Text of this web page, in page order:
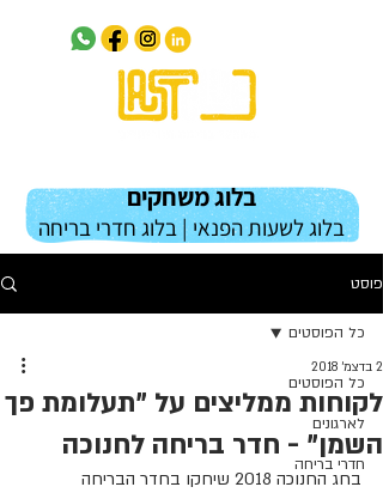
בלוג משחקים
בלוג לשעות הפנאי | בלוג חדרי בריחה
פוסט
כל הפוסטים
לארגונים
חדרי בריחה
כל הפוסטים
לקוחות ממליצים על "תעלומת פך
השמן" - חדר בריחה לחנוכה
2 בדצמ׳ 2018
בחג החנוכה 2018 שיחקו בחדר הבריחה